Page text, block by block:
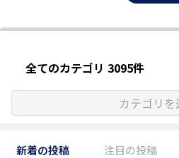
全てのカテゴリ 3095件
カテゴリを
新着の投稿 注目の投稿